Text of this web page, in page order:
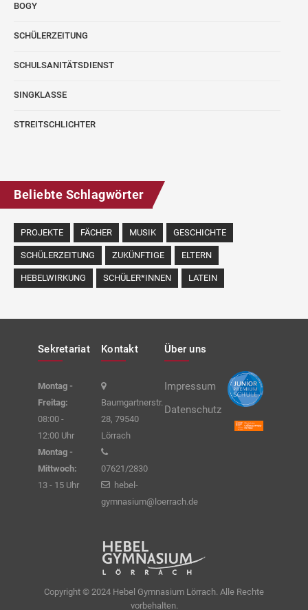
BOGY
SCHÜLERZEITUNG
SCHULSANITÄTSDIENST
SINGKLASSE
STREITSCHLICHTER
Beliebte Schlagwörter
PROJEKTE FÄCHER MUSIK GESCHICHTE
SCHÜLERZEITUNG ZUKÜNFTIGE ELTERN
HEBELWIRKUNG SCHÜLER*INNEN LATEIN
Sekretariat
Montag -
Freitag:
08:00 -
12:00 Uhr
Montag -
Mittwoch:
13 - 15 Uhr
Kontakt
Baumgartnerstr.
28, 79540
Lörrach
07621/2830
hebel-
gymnasium@loerrach.de
Über uns
Impressum
Datenschutz
Copyright © 2024 Hebel Gymnasium Lörrach. Alle Rechte
vorbehalten.